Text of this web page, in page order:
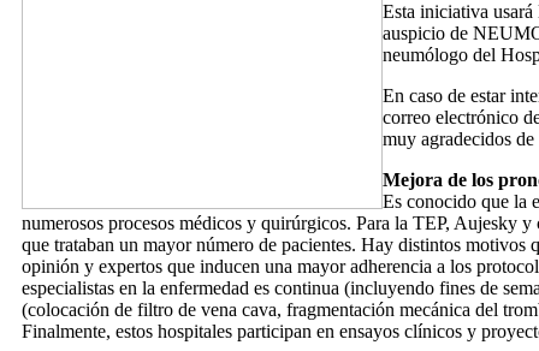
Esta iniciativa
auspicio de
neumólogo del
En caso de estar
correo electrónico
muy agradecidos
Mejora de los
Es conocido que la
numerosos procesos médicos y quirúrgicos. Para la TEP, Aujesky
que trataban un mayor número de pacientes. Hay distintos motivos
opinión y expertos que inducen una mayor adherencia a los
especialistas en la enfermedad es continua (incluyendo fines de
(colocación de filtro de vena cava, fragmentación mecánica del
Finalmente, estos hospitales participan en ensayos clínicos y